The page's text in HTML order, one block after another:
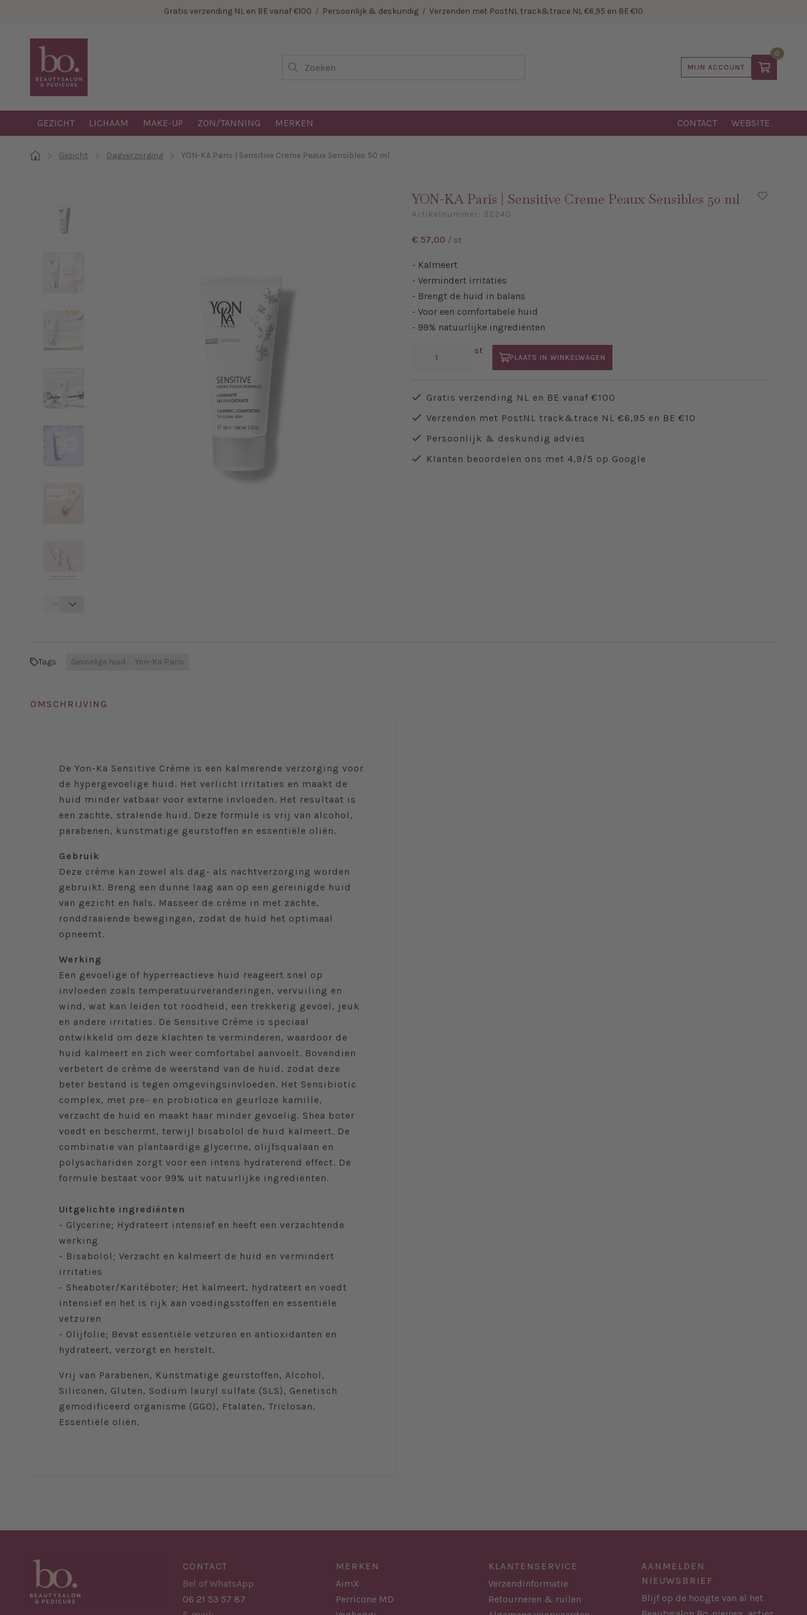
Gratis verzending NL en BE vanaf €100 / Persoonlijk & deskundig / Verzenden met PostNL track&trace NL €6,95 en BE €10
MIJN ACCOUNT
0
Zoeken
GEZICHT LICHAAM MAKE-UP ZON/TANNING MERKEN CONTACT WEBSITE
Gezicht Dagverzorging YON-KA Paris | Sensitive Creme Peaux Sensibles 50 ml
YON-KA Paris | Sensitive Creme Peaux Sensibles 50 ml
Artikelnummer: 32240
€ 57,00 / st
- Kalmeert
- Vermindert irritaties
- Brengt de huid in balans
- Voor een comfortabele huid
- 99% natuurlijke ingrediënten
st
PLAATS IN WINKELWAGEN
Gratis verzending NL en BE vanaf €100
Verzenden met PostNL track&trace NL €6,95 en BE €10
Persoonlijk & deskundig advies
Klanten beoordelen ons met 4,9/5 op Google
Tags Gevoelige huid Yon-Ka Paris
OMSCHRIJVING
De Yon-Ka Sensitive Crème is een kalmerende verzorging voor
de hypergevoelige huid. Het verlicht irritaties en maakt de
huid minder vatbaar voor externe invloeden. Het resultaat is
een zachte, stralende huid. Deze formule is vrij van alcohol,
parabenen, kunstmatige geurstoffen en essentiële oliën.
Gebruik
Deze crème kan zowel als dag- als nachtverzorging worden
gebruikt. Breng een dunne laag aan op een gereinigde huid
van gezicht en hals. Masseer de crème in met zachte,
ronddraaiende bewegingen, zodat de huid het optimaal
opneemt.
Werking
Een gevoelige of hyperreactieve huid reageert snel op
invloeden zoals temperatuurveranderingen, vervuiling en
wind, wat kan leiden tot roodheid, een trekkerig gevoel, jeuk
en andere irritaties. De Sensitive Crème is speciaal
ontwikkeld om deze klachten te verminderen, waardoor de
huid kalmeert en zich weer comfortabel aanvoelt. Bovendien
verbetert de crème de weerstand van de huid, zodat deze
beter bestand is tegen omgevingsinvloeden. Het Sensibiotic
complex, met pre- en probiotica en geurloze kamille,
verzacht de huid en maakt haar minder gevoelig. Shea boter
voedt en beschermt, terwijl bisabolol de huid kalmeert. De
combinatie van plantaardige glycerine, olijfsqualaan en
polysachariden zorgt voor een intens hydraterend effect. De
formule bestaat voor 99% uit natuurlijke ingrediënten.
Uitgelichte ingrediënten
- Glycerine; Hydrateert intensief en heeft een verzachtende
werking
- Bisabolol; Verzacht en kalmeert de huid en vermindert
irritaties
- Sheaboter/Karitéboter; Het kalmeert, hydrateert en voedt
intensief en het is rijk aan voedingsstoffen en essentiële
vetzuren
- Olijfolie; Bevat essentiële vetzuren en antioxidanten en
hydrateert, verzorgt en herstelt.
Vrij van Parabenen, Kunstmatige geurstoffen, Alcohol,
Siliconen, Gluten, Sodium lauryl sulfate (SLS), Genetisch
gemodificeerd organisme (GGO), Ftalaten, Triclosan,
Essentiële oliën.
CONTACT
Bel of WhatsApp
06 21 53 57 87
MERKEN
AimX
Perricone MD
KLANTENSERVICE
Verzendinformatie
Retourneren & ruilen
AANMELDEN
NIEUWSBRIEF
Blijf op de hoogte van al het